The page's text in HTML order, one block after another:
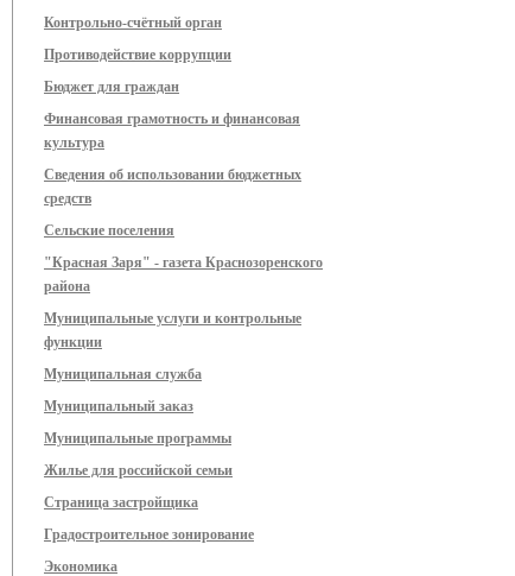
Контрольно-счётный орган
Противодействие коррупции
Бюджет для граждан
Финансовая грамотность и финансовая
культура
Сведения об использовании бюджетных
средств
Сельские поселения
"Красная Заря" - газета Краснозоренского
района
Муниципальные услуги и контрольные
функции
Муниципальная служба
Муниципальный заказ
Муниципальные программы
Жилье для российской семьи
Страница застройщика
Градостроительное зонирование
Экономика